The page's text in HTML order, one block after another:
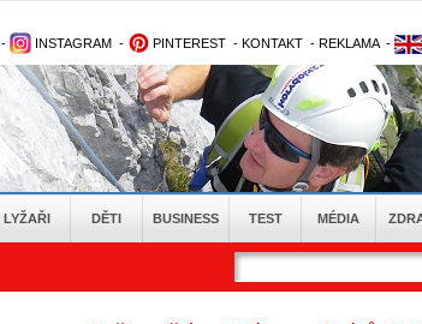
- INSTAGRAM - PINTEREST - KONTAKT - REKLAMA -
LYŽAŘI DĚTI BUSINESS TEST MÉDIA